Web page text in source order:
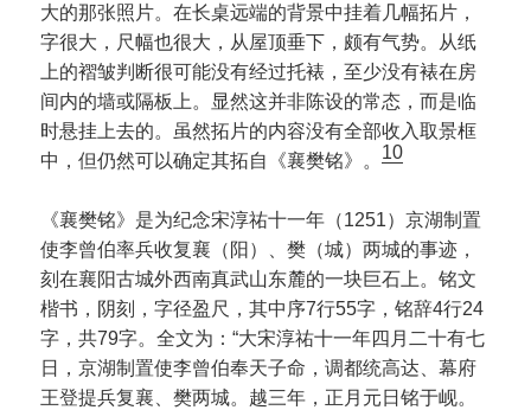
大的那张照片。在长桌远端的背景中挂着几幅拓片，
字很大，尺幅也很大，从屋顶垂下，颇有气势。从纸
上的褶皱判断很可能没有经过托裱，至少没有裱在房
间内的墙或隔板上。显然这并非陈设的常态，而是临
时悬挂上去的。虽然拓片的内容没有全部收入取景框
中，但仍然可以确定其拓自《襄樊铭》。10
《襄樊铭》是为纪念宋淳祐十一年（1251）京湖制置
使李曾伯率兵收复襄（阳）、樊（城）两城的事迹，
刻在襄阳古城外西南真武山东麓的一块巨石上。铭文
楷书，阴刻，字径盈尺，其中序7行55字，铭辞4行24
字，共79字。全文为：“大宋淳祐十一年四月二十有七
日，京湖制置使李曾伯奉天子命，调都统高达、幕府
王登提兵复襄、樊两城。越三年，正月元日铭于岘。